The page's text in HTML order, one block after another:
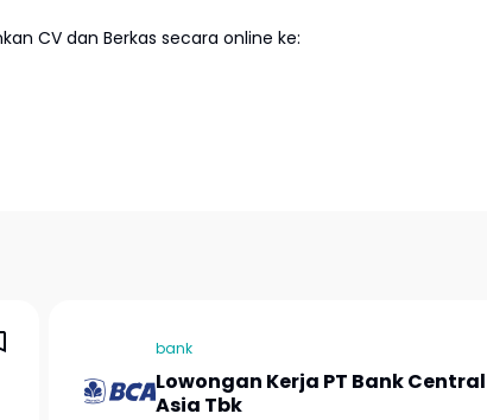
CV dan Berkas secara online ke:
bank
Lowongan Kerja PT Bank Central
Asia Tbk